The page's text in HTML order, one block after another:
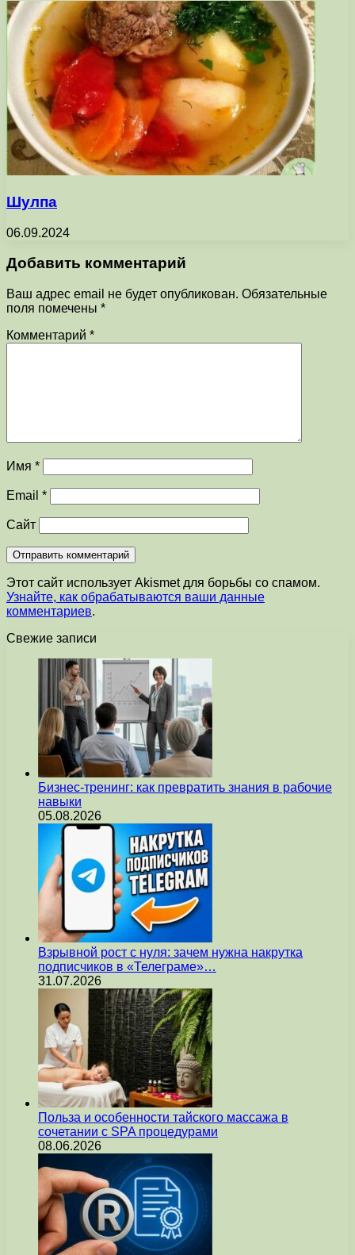
Шулпа
06.09.2024
Добавить комментарий
Ваш адрес email не будет опубликован. Обязательные
поля помечены *
Комментарий *
Имя *
Email *
Сайт
Этот сайт использует Akismet для борьбы со спамом.
Узнайте, как обрабатываются ваши данные
комментариев.
Свежие записи
Бизнес-тренинг: как превратить знания в рабочие
навыки
05.08.2026
Взрывной рост с нуля: зачем нужна накрутка
подписчиков в «Телеграме»…
31.07.2026
Польза и особенности тайского массажа в
сочетании с SPA процедурами
08.06.2026